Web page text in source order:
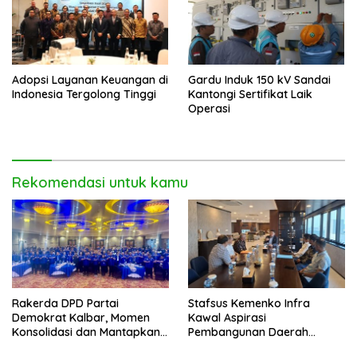
Adopsi Layanan Keuangan di
Indonesia Tergolong Tinggi
Gardu Induk 150 kV Sandai
Kantongi Sertifikat Laik
Operasi
Rekomendasi untuk kamu
Rakerda DPD Partai
Demokrat Kalbar, Momen
Konsolidasi dan Mantapkan
Stafsus Kemenko Infra
Kawal Aspirasi
Pembangunan Daerah